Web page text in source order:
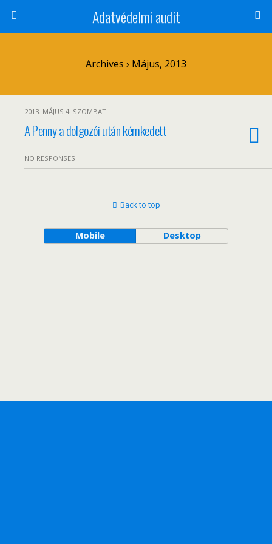
Adatvédelmi audit
Archives › Május, 2013
2013. MÁJUS 4. SZOMBAT
A Penny a dolgozói után kémkedett
NO RESPONSES
Back to top
Mobile Desktop